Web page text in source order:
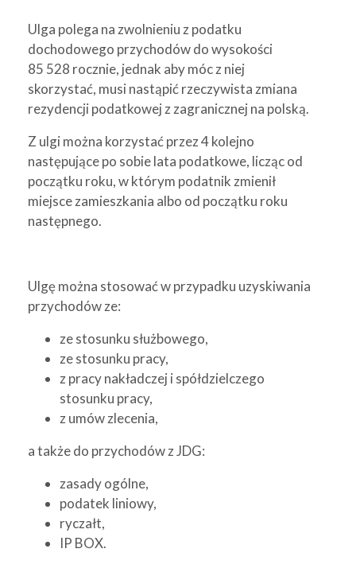
Ulga polega na zwolnieniu z podatku
dochodowego przychodów do wysokości
85 528 rocznie, jednak aby móc z niej
skorzystać, musi nastąpić rzeczywista zmiana
rezydencji podatkowej z zagranicznej na polską.
Z ulgi można korzystać przez 4 kolejno
następujące po sobie lata podatkowe, licząc od
początku roku, w którym podatnik zmienił
miejsce zamieszkania albo od początku roku
następnego.
Ulgę można stosować w przypadku uzyskiwania
przychodów ze:
ze stosunku służbowego,
ze stosunku pracy,
z pracy nakładczej i spółdzielczego
stosunku pracy,
z umów zlecenia,
a także do przychodów z JDG:
zasady ogólne,
podatek liniowy,
ryczałt,
IP BOX.